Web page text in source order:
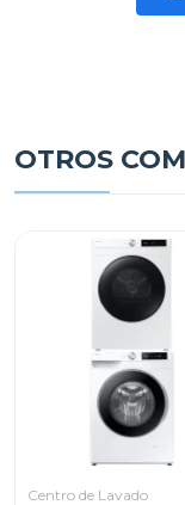
OTROS
Centro de Lavado